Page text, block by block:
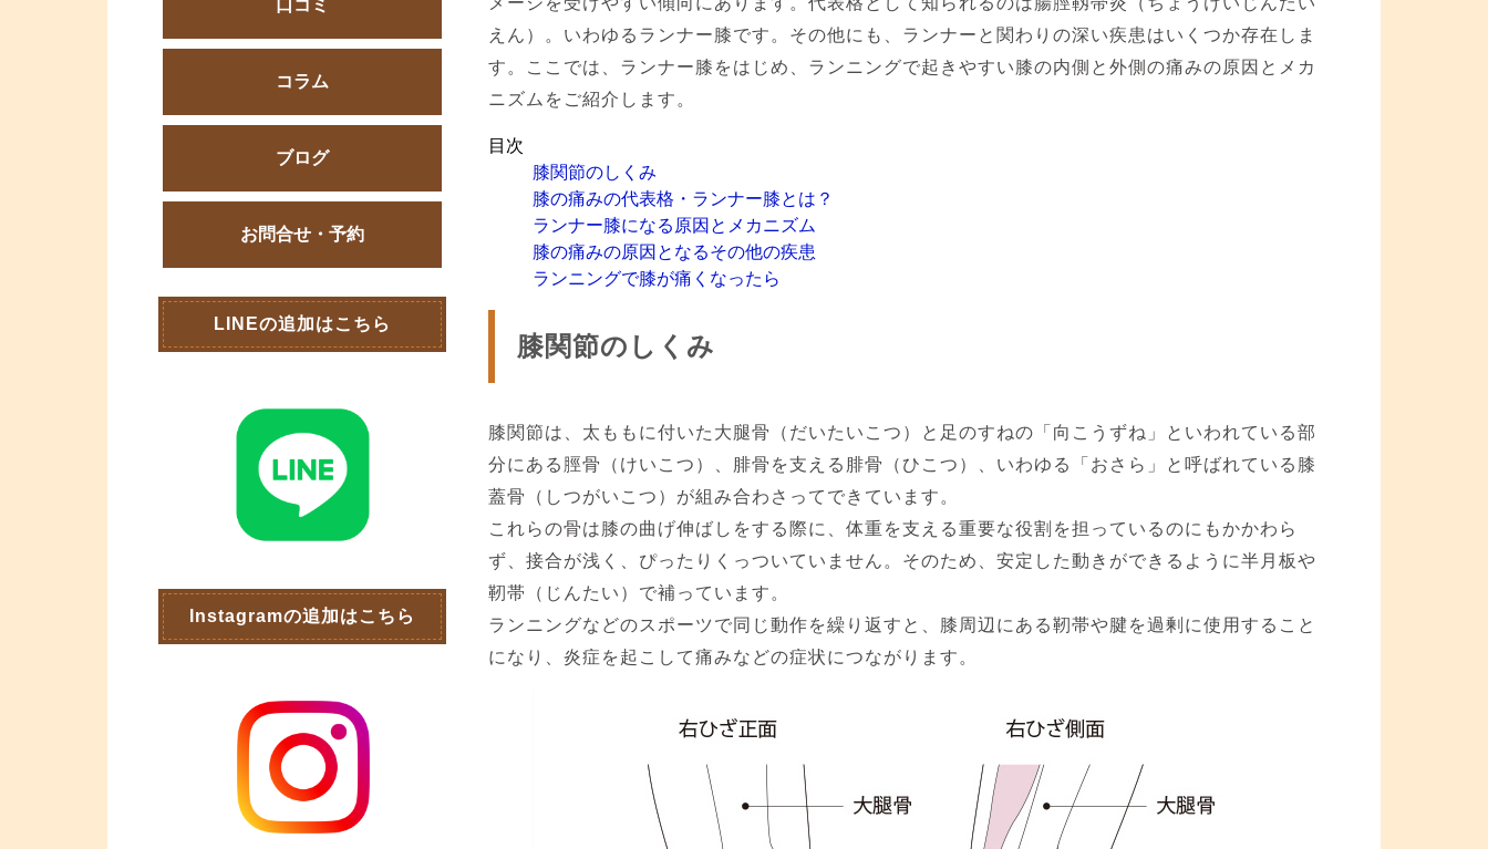
えん）。いわゆるランナー膝です。その他にも、ランナーと関わりの深い疾患はいくつか存在しま
す。ここでは、ランナー膝をはじめ、ランニングで起きやすい膝の内側と外側の痛みの原因とメカ
ニズムをご紹介します。
目次
膝関節のしくみ
膝の痛みの代表格・ランナー膝とは？
ランナー膝になる原因とメカニズム
膝の痛みの原因となるその他の疾患
ランニングで膝が痛くなったら
膝関節のしくみ
膝関節は、太ももに付いた大腿骨（だいたいこつ）と足のすねの「向こうずね」といわれている部
分にある脛骨（けいこつ）、腓骨を支える腓骨（ひこつ）、いわゆる「おさら」と呼ばれている膝
蓋骨（しつがいこつ）が組み合わさってできています。
これらの骨は膝の曲げ伸ばしをする際に、体重を支える重要な役割を担っているのにもかかわら
ず、接合が浅く、ぴったりくっついていません。そのため、安定した動きができるように半月板や
靭帯（じんたい）で補っています。
ランニングなどのスポーツで同じ動作を繰り返すと、膝周辺にある靭帯や腱を過剰に使用すること
になり、炎症を起こして痛みなどの症状につながります。
口コミ
コラム
ブログ
お問合せ・予約
LINEの追加はこちら
Instagramの追加はこちら